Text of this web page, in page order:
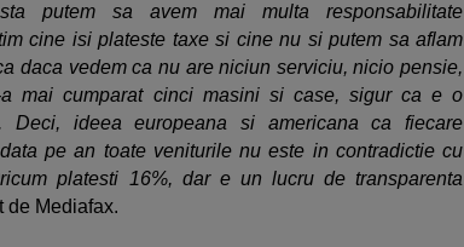
putem sa avem mai multa responsabilitate
cine isi plateste taxe si cine nu si putem sa aflam
daca vedem ca nu are niciun serviciu, nicio pensie,
mai cumparat cinci masini si case, sigur ca e o
Deci, ideea europeana si americana ca fiecare
pe an toate veniturile nu este in contradictie cu
platesti 16%, dar e un lucru de transparenta
de Mediafax.